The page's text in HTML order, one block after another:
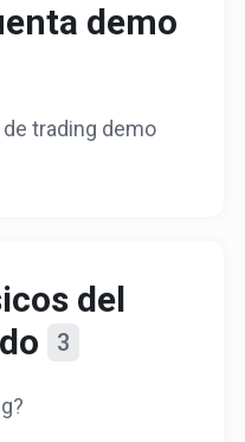
demo
trading demo
del
3